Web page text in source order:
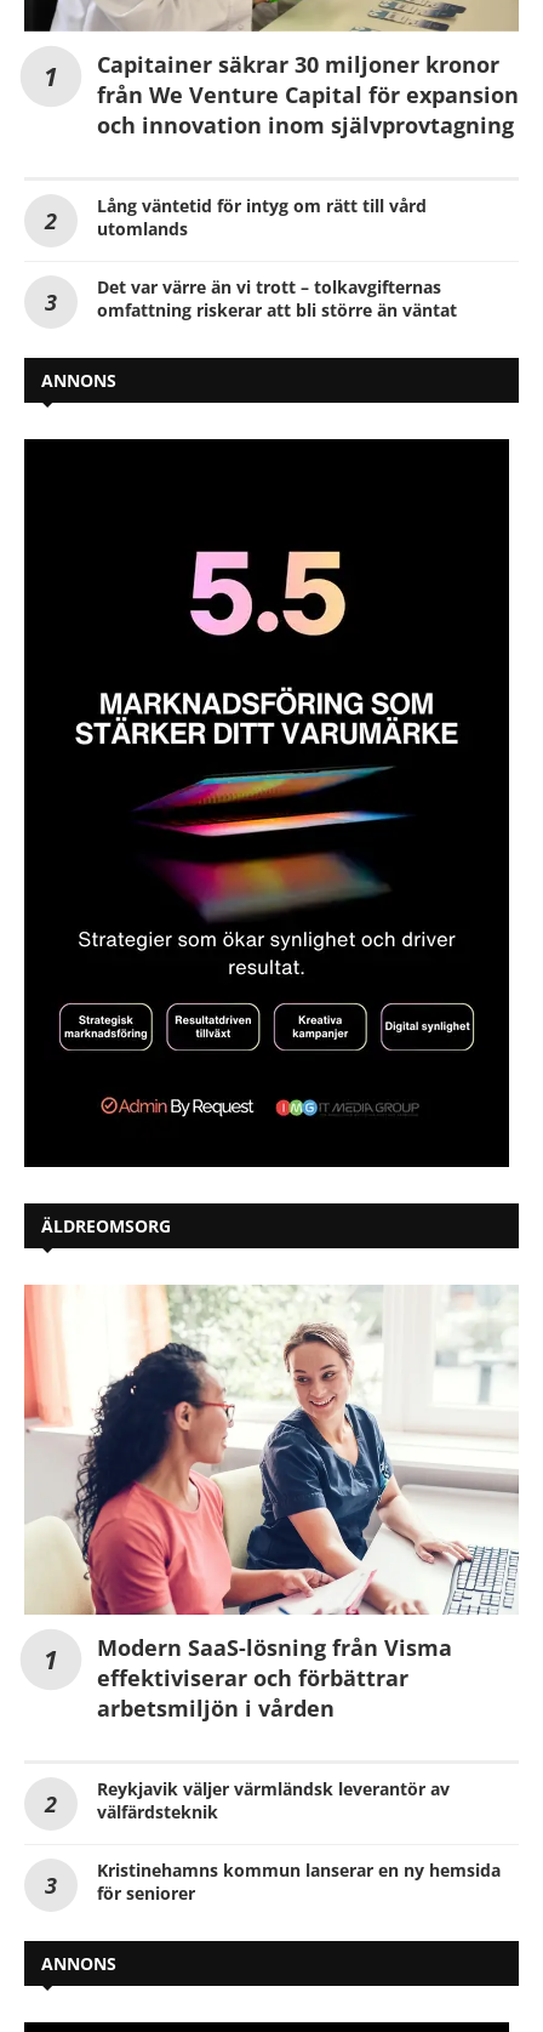
Capitainer säkrar 30 miljoner kronor
från We Venture Capital för expansion
och innovation inom självprovtagning
Lång väntetid för intyg om rätt till vård
utomlands
Det var värre än vi trott – tolkavgifternas
omfattning riskerar att bli större än väntat
ANNONS
ÄLDREOMSORG
Modern SaaS-lösning från Visma
effektiviserar och förbättrar
arbetsmiljön i vården
Reykjavik väljer värmländsk leverantör av
välfärdsteknik
Kristinehamns kommun lanserar en ny hemsida
för seniorer
ANNONS